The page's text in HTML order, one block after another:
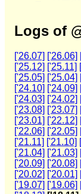
Logs of
['26.07] ['26.06]
['25.12] ['25.11]
['25.05] ['25.04]
['24.10] ['24.09]
['24.03] ['24.02]
['23.08] ['23.07]
['23.01] ['22.12]
['22.06] ['22.05]
['21.11] ['21.10]
['21.04] ['21.03]
['20.09] ['20.08]
['20.02] ['20.01]
['19.07] ['19.06]